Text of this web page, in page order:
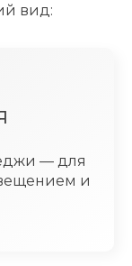
вид:
— для
и